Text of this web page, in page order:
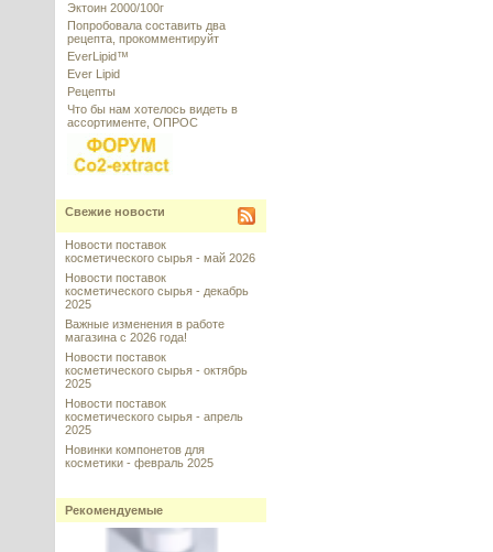
Эктоин 2000/100г
Попробовала составить два
рецепта, прокомментируйт
EverLipid™
Ever Lipid
Рецепты
Что бы нам хотелось видеть в
ассортименте, ОПРОС
Свежие новости
Новости поставок
косметического сырья - май 2026
Новости поставок
косметического сырья - декабрь
2025
Важные изменения в работе
магазина с 2026 года!
Новости поставок
косметического сырья - октябрь
2025
Новости поставок
косметического сырья - апрель
2025
Новинки компонетов для
косметики - февраль 2025
Рекомендуемые
поглотитель свободных
радикалов
---------
Комплекс фитостеролов сухой